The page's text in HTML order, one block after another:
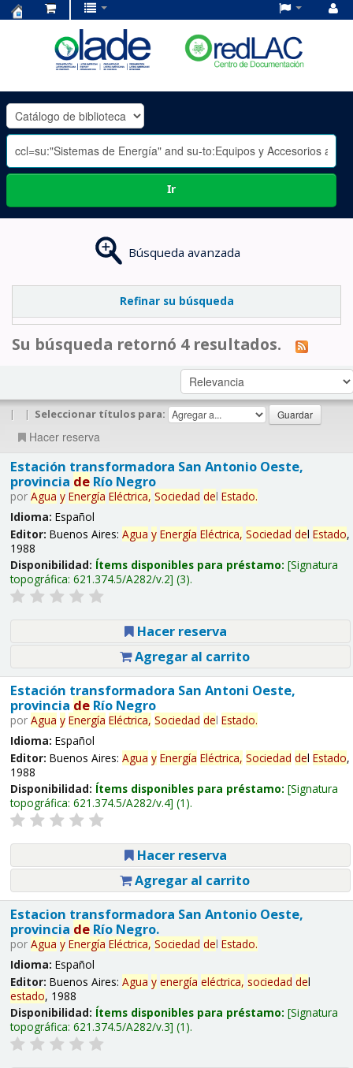
OLADE
-
Ir
Búsqueda avanzada
Refinar su búsqueda
Su búsqueda retornó 4 resultados.
| | Seleccionar títulos para:
Hacer reserva
Estación transformadora San Antonio Oeste,
provincia deRío Negro
por Agua y Energía Eléctrica, Sociedad del Estado.
Idioma: Español
Editor: Buenos Aires: Agua y Energía Eléctrica, Sociedad del Estado,
1988
Disponibilidad: Ítems disponibles para préstamo: Signatura
topográfica: 621.374.5/A282/v.2 (3).
Hacer reserva
Agregar al carrito
Estación transformadora San Antoni Oeste,
provincia deRío Negro
por Agua y Energía Eléctrica, Sociedad del Estado.
Idioma: Español
Editor: Buenos Aires: Agua y Energía Eléctrica, Sociedad del Estado,
1988
Disponibilidad: Ítems disponibles para préstamo: Signatura
topográfica: 621.374.5/A282/v.4 (1).
Hacer reserva
Agregar al carrito
Estacion transformadora San Antonio Oeste,
provincia deRío Negro.
por Agua y Energía Eléctrica, Sociedad del Estado.
Idioma: Español
Editor: Buenos Aires: Agua y energía eléctrica, sociedad del
estado, 1988
Disponibilidad: Ítems disponibles para préstamo: Signatura
topográfica: 621.374.5/A282/v.3 (1).